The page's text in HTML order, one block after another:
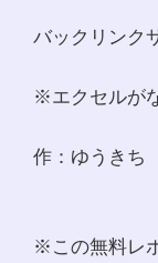
バックリンク
※エクセルが
作：ゆうきち
※この無料レ